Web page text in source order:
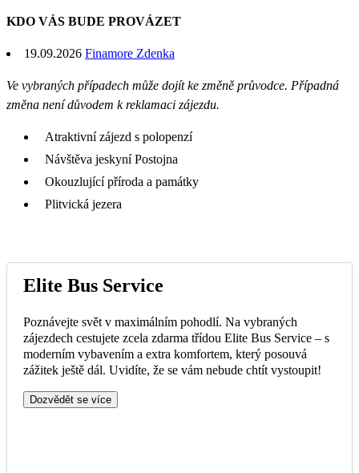
KDO VÁS BUDE PROVÁZET
19.09.2026 Finamore Zdenka
Ve vybraných případech může dojít ke změně průvodce. Případná
změna není důvodem k reklamaci zájezdu.
Atraktivní zájezd s polopenzí
Návštěva jeskyní Postojna
Okouzlující příroda a památky
Plitvická jezera
Elite Bus Service
Poznávejte svět v maximálním pohodlí. Na vybraných
zájezdech cestujete zcela zdarma třídou Elite Bus Service – s
moderním vybavením a extra komfortem, který posouvá
zážitek ještě dál. Uvidíte, že se vám nebude chtít vystoupit!
Dozvědět se více